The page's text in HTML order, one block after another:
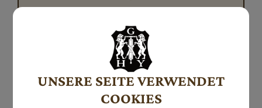
VERSANDKOSTEN
FORDERN SIE DEN GRATIS -
PAKETGUTSCHEIN AN
UNSERE SEITE VERWENDET
COOKIES